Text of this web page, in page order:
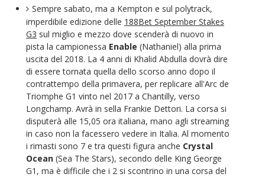
Sempre sabato, ma a Kempton e sul polytrack,
imperdibile edizione delle 188Bet September Stakes
G3 sul miglio e mezzo dove scenderà di nuovo in
pista la campionessa Enable (Nathaniel) alla prima
uscita del 2018. La 4 anni di Khalid Abdulla dovrà dire
di essere tornata quella dello scorso anno dopo il
contrattempo della primavera, per replicare all'Arc de
Triomphe G1 vinto nel 2017 a Chantilly, verso
Longchamp. Avrà in sella Frankie Dettori. La corsa si
disputerà alle 15,05 ora italiana, mano agli streaming
in caso non la facessero vedere in Italia. Al momento
i rimasti sono 7 e tra questi figura anche Crystal
Ocean(Sea The Stars), secondo delle King George
G1, ma è difficile che i 2 si scontrino in una corsa del